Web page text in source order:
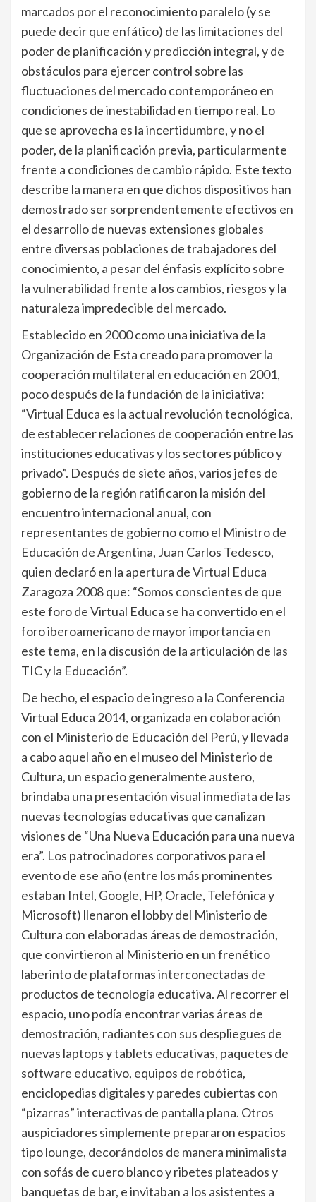
marcados por el reconocimiento paralelo (y se
puede decir que enfático) de las limitaciones del
poder de planificación y predicción integral, y de
obstáculos para ejercer control sobre las
fluctuaciones del mercado contemporáneo en
condiciones de inestabilidad en tiempo real. Lo
que se aprovecha es la incertidumbre, y no el
poder, de la planificación previa, particularmente
frente a condiciones de cambio rápido. Este texto
describe la manera en que dichos dispositivos han
demostrado ser sorprendentemente efectivos en
el desarrollo de nuevas extensiones globales
entre diversas poblaciones de trabajadores del
conocimiento, a pesar del énfasis explícito sobre
la vulnerabilidad frente a los cambios, riesgos y la
naturaleza impredecible del mercado.
Establecido en 2000 como una iniciativa de la
Organización de Esta creado para promover la
cooperación multilateral en educación en 2001,
poco después de la fundación de la iniciativa:
“Virtual Educa es la actual revolución tecnológica,
de establecer relaciones de cooperación entre las
instituciones educativas y los sectores público y
privado”. Después de siete años, varios jefes de
gobierno de la región ratificaron la misión del
encuentro internacional anual, con
representantes de gobierno como el Ministro de
Educación de Argentina, Juan Carlos Tedesco,
quien declaró en la apertura de Virtual Educa
Zaragoza 2008 que: “Somos conscientes de que
este foro de Virtual Educa se ha convertido en el
foro iberoamericano de mayor importancia en
este tema, en la discusión de la articulación de las
TIC y la Educación”.
De hecho, el espacio de ingreso a la Conferencia
Virtual Educa 2014, organizada en colaboración
con el Ministerio de Educación del Perú, y llevada
a cabo aquel año en el museo del Ministerio de
Cultura, un espacio generalmente austero,
brindaba una presentación visual inmediata de las
nuevas tecnologías educativas que canalizan
visiones de “Una Nueva Educación para una nueva
era”. Los patrocinadores corporativos para el
evento de ese año (entre los más prominentes
estaban Intel, Google, HP, Oracle, Telefónica y
Microsoft) llenaron el lobby del Ministerio de
Cultura con elaboradas áreas de demostración,
que convirtieron al Ministerio en un frenético
laberinto de plataformas interconectadas de
productos de tecnología educativa. Al recorrer el
espacio, uno podía encontrar varias áreas de
demostración, radiantes con sus despliegues de
nuevas laptops y tablets educativas, paquetes de
software educativo, equipos de robótica,
enciclopedias digitales y paredes cubiertas con
“pizarras” interactivas de pantalla plana. Otros
auspiciadores simplemente prepararon espacios
tipo lounge, decorándolos de manera minimalista
con sofás de cuero blanco y ribetes plateados y
banquetas de bar, e invitaban a los asistentes a